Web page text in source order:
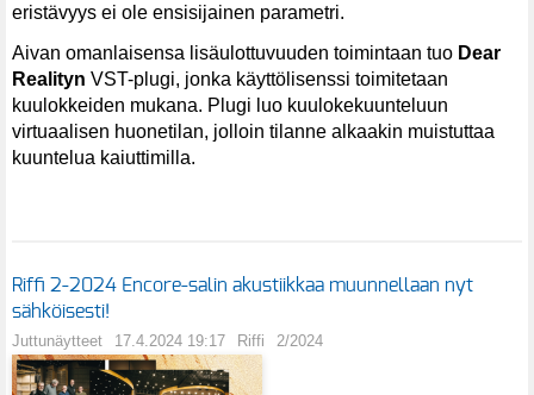
eristävyys ei ole ensisijainen parametri.
Aivan omanlaisensa lisäulottuvuuden toimintaan tuo Dear
Realityn VST-plugi, jonka käyttölisenssi toimitetaan
kuulokkeiden mukana. Plugi luo kuulokekuunteluun
virtuaalisen huonetilan, jolloin tilanne alkaakin muistuttaa
kuuntelua kaiuttimilla.
Riffi 2-2024 Encore-salin akustiikkaa muunnellaan nyt
sähköisesti!
Juttunäytteet 17.4.2024 19:17 Riffi 2/2024